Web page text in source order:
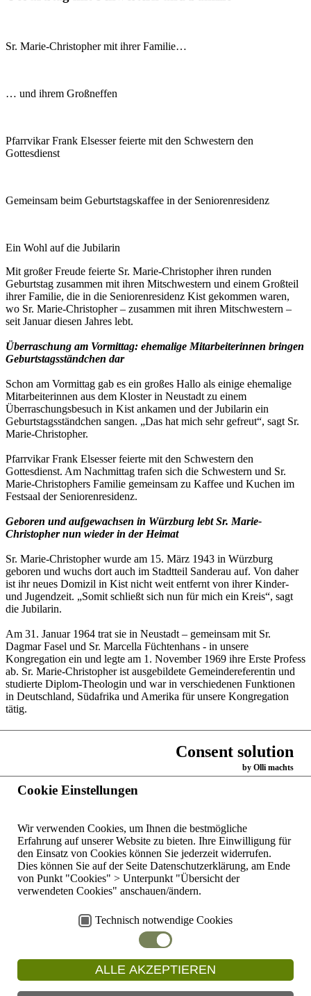
Sr. Marie-Christopher mit ihrer Familie…
… und ihrem Großneffen
Pfarrvikar Frank Elsesser feierte mit den Schwestern den
Gottesdienst
Gemeinsam beim Geburtstagskaffee in der Seniorenresidenz
Ein Wohl auf die Jubilarin
Mit großer Freude feierte Sr. Marie-Christopher ihren runden
Geburtstag zusammen mit ihren Mitschwestern und einem Großteil
ihrer Familie, die in die Seniorenresidenz Kist gekommen waren,
wo Sr. Marie-Christopher – zusammen mit ihren Mitschwestern –
seit Januar diesen Jahres lebt.
Überraschung am Vormittag: ehemalige Mitarbeiterinnen bringen
Geburtstagsständchen dar
Schon am Vormittag gab es ein großes Hallo als einige ehemalige
Mitarbeiterinnen aus dem Kloster in Neustadt zu einem
Überraschungsbesuch in Kist ankamen und der Jubilarin ein
Geburtstagsständchen sangen. „Das hat mich sehr gefreut“, sagt Sr.
Marie-Christopher.
Pfarrvikar Frank Elsesser feierte mit den Schwestern den
Gottesdienst. Am Nachmittag trafen sich die Schwestern und Sr.
Marie-Christophers Familie gemeinsam zu Kaffee und Kuchen im
Festsaal der Seniorenresidenz.
Geboren und aufgewachsen in Würzburg lebt Sr. Marie-
Christopher nun wieder in der Heimat
Sr. Marie-Christopher wurde am 15. März 1943 in Würzburg
geboren und wuchs dort auch im Stadtteil Sanderau auf. Von daher
ist ihr neues Domizil in Kist nicht weit entfernt von ihrer Kinder-
und Jugendzeit. „Somit schließt sich nun für mich ein Kreis“, sagt
die Jubilarin.
Am 31. Januar 1964 trat sie in Neustadt – gemeinsam mit Sr.
Dagmar Fasel und Sr. Marcella Füchtenhans - in unsere
Kongregation ein und legte am 1. November 1969 ihre Erste Profess
ab. Sr. Marie-Christopher ist ausgebildete Gemeindereferentin und
studierte Diplom-Theologin und war in verschiedenen Funktionen
in Deutschland, Südafrika und Amerika für unsere Kongregation
tätig.
Ihren Geburtstag feierte sie bei bester Gesundheit. Wir wünschen ihr
Fotos Sr. Marie-Luise Faupel OP
Zurück
Dominikanerinnen
der hl. Katharina
von Siena,
Deutschland
35b
97828
Marktheidenfeld
Startseite
Kontakte weltweit
Kontaktformular
Ihr Weg zu uns
Impressum
by
von Siena,
Consent solution
by Olli machts
Cookie Einstellungen
Wir verwenden Cookies, um Ihnen die bestmögliche
Erfahrung auf unserer Website zu bieten. Ihre Einwilligung für
den Einsatz von Cookies können Sie jederzeit widerrufen.
Dies können Sie auf der Seite Datenschutzerklärung, am Ende
von Punkt "Cookies" > Unterpunkt "Übersicht der
verwendeten Cookies" anschauen/ändern.
Technisch notwendige Cookies
ALLE AKZEPTIEREN